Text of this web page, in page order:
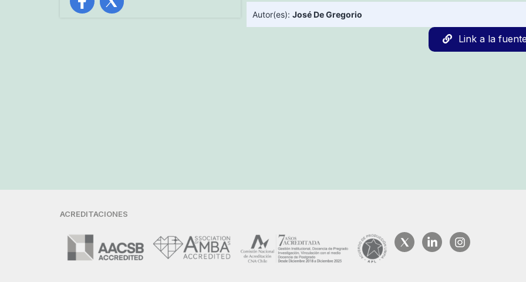
Autor(es): José De Gregorio
Link a la
ACREDITACIONES